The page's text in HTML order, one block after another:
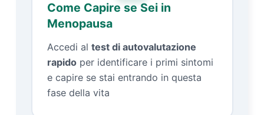
Come Capire se Sei in
Menopausa
Accedi al test di autovalutazione
rapido per identificare i primi sintomi
e capire se stai entrando in questa
fase della vita